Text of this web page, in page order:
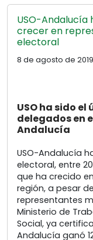
USO-Andalucía
crecer en
electoral
8 de agosto de
USO ha sido
delegados en
Andalucía
USO-Andalucía
electoral, entre
que ha crecido
región, a pesar
representantes
Ministerio de
Social, ya
Andalucía ganó